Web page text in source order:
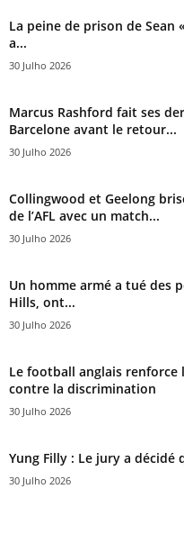
La peine de prison de Sean
a...
30 Julho 2026
Marcus Rashford fait ses
Barcelone avant le retour...
30 Julho 2026
Collingwood et Geelong
de l’AFL avec un match...
30 Julho 2026
Un homme armé a tué des
Hills, ont...
30 Julho 2026
Le football anglais renforce
contre la discrimination
30 Julho 2026
Yung Filly : Le jury a décidé
30 Julho 2026